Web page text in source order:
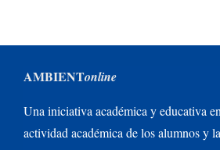
AMBIENTonline
Una iniciativa académica y educativa
actividad académica de los alumnos y